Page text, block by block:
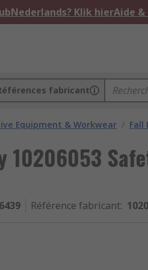
Nederlands? Klik hierAide
fabricant
Equipment & Workwear / Fall
10206053
Référence fabricant: